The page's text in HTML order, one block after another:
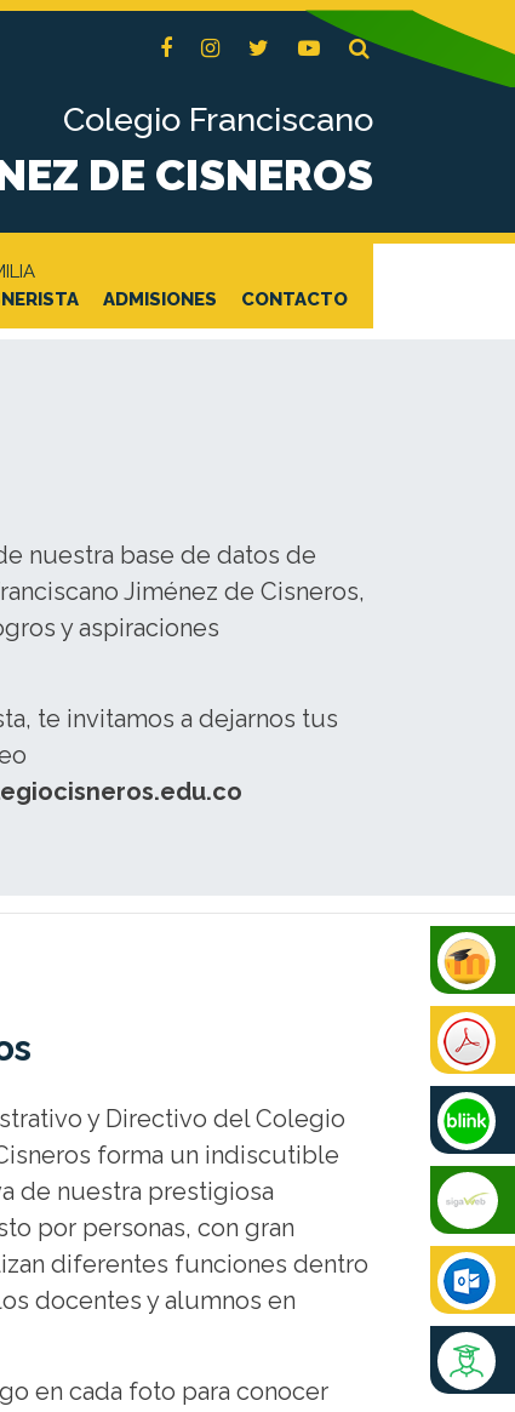
Colegio Franciscano
DE CISNEROS
ADMISIONES CONTACTO
nuestra base de datos de
Jiménez de Cisneros,
y aspiraciones
te invitamos a dejarnos tus
y Directivo del Colegio
forma un indiscutible
de nuestra prestigiosa
por personas, con gran
diferentes funciones dentro
docentes y alumnos en
en cada foto para conocer